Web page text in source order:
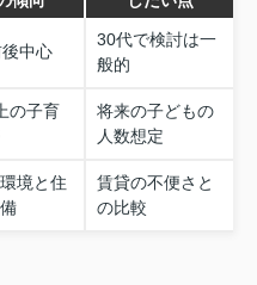
中心
30代で検討は一
般的
の子育
将来の子どもの
人数想定
境と住
賃貸の不便さと
の比較